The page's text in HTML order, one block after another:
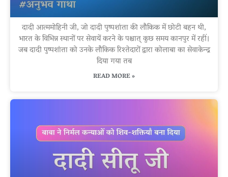
दादी आत्ममोहिनी जी, जो दादी पुष्पशांता की लौकिक में छोटी बहन थी,
भारत के विभिन्न स्थानों पर सेवायें करने के पश्चात् कुछ समय कानपुर में रहीं।
जब दादी पुष्पशांता को उनके लौकिक रिश्तेदारों द्वारा कोलाबा का सेवाकेन्द्र
दिया गया तब
READ MORE »